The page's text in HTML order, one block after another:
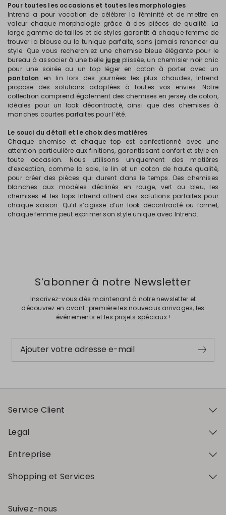
Pour toutes les occasions et toutes les morphologies
Intrend a pour vocation de célébrer la féminité et de mettre en
valeur chaque morphologie grâce à des pièces de qualité. La
large gamme de tailles et de styles garantit à chaque femme de
trouver la blouse ou la tunique parfaite, sans jamais renoncer au
style. Que vous recherchiez une chemise bleue élégante pour le
bureau à associer à une belle jupe plissée, un chemisier noir chic
pour une soirée ou un top léger en coton à porter avec un
pantalon en lin lors des journées les plus chaudes, Intrend
propose des solutions adaptées à toutes vos envies. Notre
collection comprend également des chemises en jersey de coton,
idéales pour un look décontracté, ainsi que des chemises à
manches courtes parfaites pour l’été.
Le souci du détail et le choix des matières
Chaque chemise et chaque top est confectionné avec une
attention particulière aux finitions, garantissant confort et style en
toute occasion. Nous utilisons uniquement des matières
d’exception, comme la soie, le lin et un coton de haute qualité,
pour créer des pièces qui durent dans le temps. Des chemises
blanches aux modèles déclinés en rouge, vert ou bleu, les
chemises et les tops Intrend offrent des solutions parfaites pour
chaque saison. Qu’il s’agisse d’un look décontracté ou formel,
chaque femme peut exprimer son style unique avec Intrend.
S’abonner à notre Newsletter
Inscrivez-vous dès maintenant à notre newsletter et
découvrez en avant-première les nouveaux arrivages, les
événements et les projets spéciaux !
Ajouter votre adresse e-mail
Service Client
Legal
Entreprise
Shopping et Services
Suivez-nous